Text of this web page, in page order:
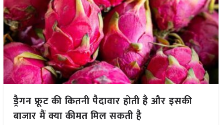
ड्रैगन फ्रूट की कितनी पैदावार होती है और इसकी
बाजार मैं क्या कीमत मिल सकती है